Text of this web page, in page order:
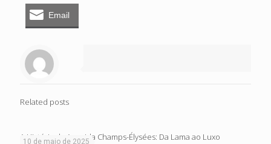
Email
Related posts
10 de maio de 2025
A História da Avenida Champs-Élysées: Da Lama ao Luxo